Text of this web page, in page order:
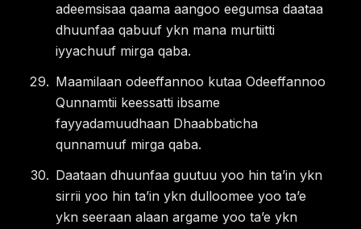
adeemsisaa qaama aangoo eegumsa daataa
dhuunfaa qabuuf ykn mana murtiitti
iyyachuuf mirga qaba.
Maamilaan odeeffannoo kutaa Odeeffannoo
Qunnamtii keessatti ibsame
fayyadamuudhaan Dhaabbaticha
qunnamuuf mirga qaba.
Daataan dhuunfaa guutuu yoo hin taʼin ykn
sirrii yoo hin taʼin ykn dulloomee yoo taʼe
ykn seeraan alaan argame yoo taʼe ykn